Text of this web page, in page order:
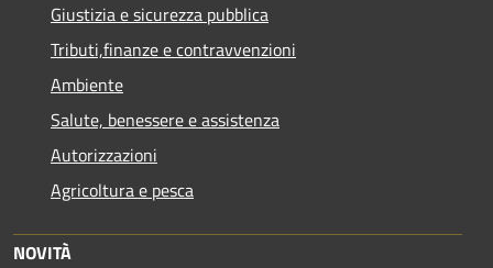
Giustizia e sicurezza pubblica
Tributi,finanze e contravvenzioni
Ambiente
Salute, benessere e assistenza
Autorizzazioni
Agricoltura e pesca
NOVITÀ